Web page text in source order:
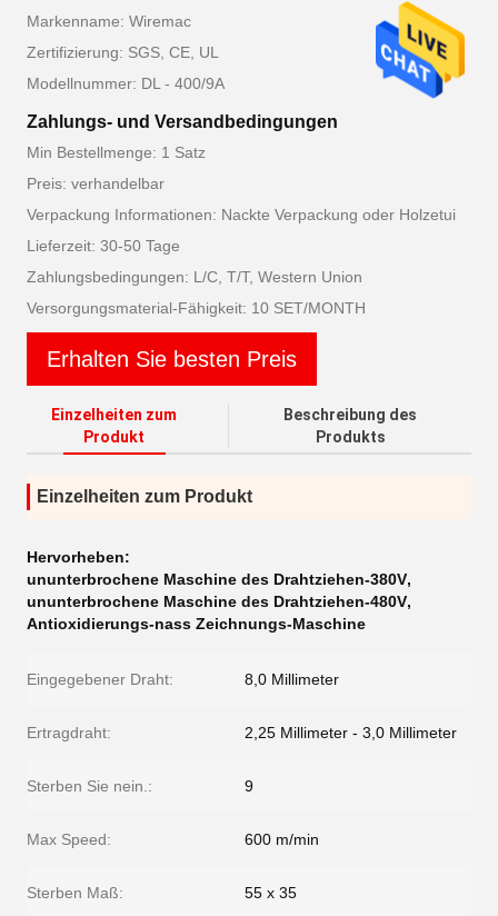
Markenname: Wiremac
Zertifizierung: SGS, CE, UL
Modellnummer: DL - 400/9A
Zahlungs- und Versandbedingungen
Min Bestellmenge: 1 Satz
Preis: verhandelbar
Verpackung Informationen: Nackte Verpackung oder Holzetui
Lieferzeit: 30-50 Tage
Zahlungsbedingungen: L/C, T/T, Western Union
Versorgungsmaterial-Fähigkeit: 10 SET/MONTH
Erhalten Sie besten Preis
Einzelheiten zum
Produkt
Beschreibung des
Produkts
Einzelheiten zum Produkt
Hervorheben:
ununterbrochene Maschine des Drahtziehen-380V,
ununterbrochene Maschine des Drahtziehen-480V,
Antioxidierungs-nass Zeichnungs-Maschine
Eingegebener Draht: 8,0 Millimeter
Ertragdraht: 2,25 Millimeter - 3,0 Millimeter
Sterben Sie nein.: 9
Max Speed: 600 m/min
Sterben Maß: 55 x 35